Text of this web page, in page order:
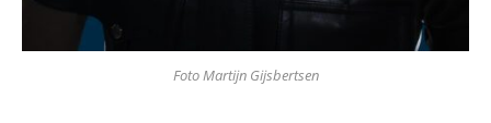
Foto Martijn Gijsbertsen